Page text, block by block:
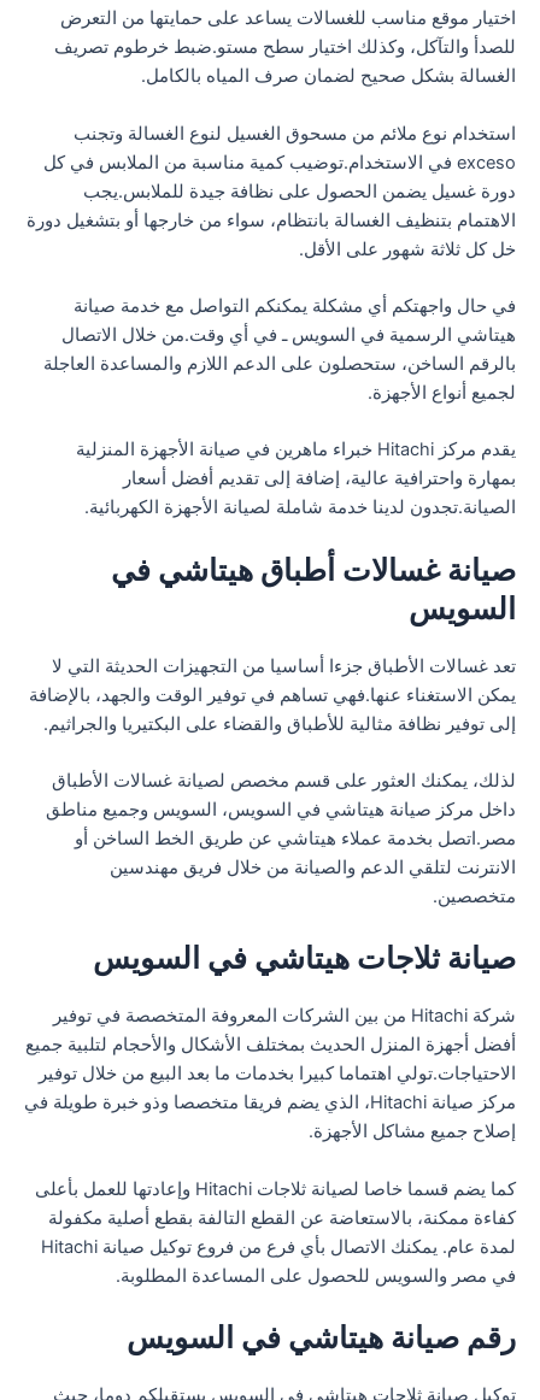
اختيار موقع مناسب للغسالات يساعد على حمايتها من التعرض
للصدأ والتآكل، وكذلك اختيار سطح مستو.ضبط خرطوم تصريف
الغسالة بشكل صحيح لضمان صرف المياه بالكامل.
استخدام نوع ملائم من مسحوق الغسيل لنوع الغسالة وتجنب
exceso في الاستخدام.توضيب كمية مناسبة من الملابس في كل
دورة غسيل يضمن الحصول على نظافة جيدة للملابس.يجب
الاهتمام بتنظيف الغسالة بانتظام، سواء من خارجها أو بتشغيل دورة
خل كل ثلاثة شهور على الأقل.
في حال واجهتكم أي مشكلة يمكنكم التواصل مع خدمة صيانة
هيتاشي الرسمية في السويس ـ في أي وقت.من خلال الاتصال
بالرقم الساخن، ستحصلون على الدعم اللازم والمساعدة العاجلة
لجميع أنواع الأجهزة.
يقدم مركز Hitachi خبراء ماهرين في صيانة الأجهزة المنزلية
بمهارة واحترافية عالية، إضافة إلى تقديم أفضل أسعار
الصيانة.تجدون لدينا خدمة شاملة لصيانة الأجهزة الكهربائية.
صيانة غسالات أطباق هيتاشي في
السويس
تعد غسالات الأطباق جزءا أساسيا من التجهيزات الحديثة التي لا
يمكن الاستغناء عنها.فهي تساهم في توفير الوقت والجهد، بالإضافة
إلى توفير نظافة مثالية للأطباق والقضاء على البكتيريا والجراثيم.
لذلك، يمكنك العثور على قسم مخصص لصيانة غسالات الأطباق
داخل مركز صيانة هيتاشي في السويس، السويس وجميع مناطق
مصر.اتصل بخدمة عملاء هيتاشي عن طريق الخط الساخن أو
الانترنت لتلقي الدعم والصيانة من خلال فريق مهندسين
متخصصين.
صيانة ثلاجات هيتاشي في السويس
شركة Hitachi من بين الشركات المعروفة المتخصصة في توفير
أفضل أجهزة المنزل الحديث بمختلف الأشكال والأحجام لتلبية جميع
الاحتياجات.تولي اهتماما كبيرا بخدمات ما بعد البيع من خلال توفير
مركز صيانة Hitachi، الذي يضم فريقا متخصصا وذو خبرة طويلة في
إصلاح جميع مشاكل الأجهزة.
كما يضم قسما خاصا لصيانة ثلاجات Hitachi وإعادتها للعمل بأعلى
كفاءة ممكنة، بالاستعاضة عن القطع التالفة بقطع أصلية مكفولة
لمدة عام. يمكنك الاتصال بأي فرع من فروع توكيل صيانة Hitachi
في مصر والسويس للحصول على المساعدة المطلوبة.
رقم صيانة هيتاشي في السويس
توكيل صيانة ثلاجات هيتاشي في السويس يستقبلكم دوما، حيث